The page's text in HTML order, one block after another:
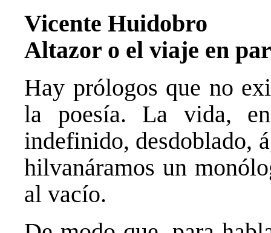
Vicente Huidobro
Altazor o el viaje en
Hay prólogos que no
la poesía. La vida,
indefinido, desdoblado,
hilvanáramos un
al vacío.